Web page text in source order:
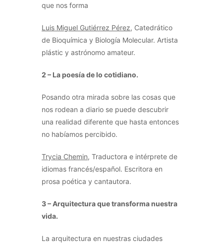
que nos forma
Luis Miguel Gutiérrez Pérez, Catedrático
de Bioquímica y Biología Molecular. Artista
plástic y astrónomo amateur.
2 – La poesía de lo cotidiano.
Posando otra mirada sobre las cosas que
nos rodean a diario se puede descubrir
una realidad diferente que hasta entonces
no habíamos percibido.
Trycia Chemin, Traductora e intérprete de
idiomas francés/español. Escritora en
prosa poética y cantautora.
3 – Arquitectura que transforma nuestra
vida.
La arquitectura en nuestras ciudades